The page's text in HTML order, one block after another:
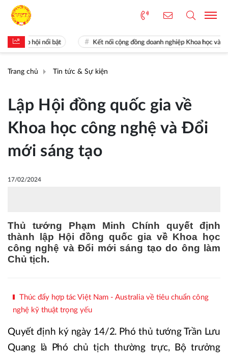
hội nổi bật Kết nối cộng đồng doanh nghiệp Khoa học và Công
Trang chủ Tin tức & Sự kiện
Lập Hội đồng quốc gia về
Khoa học công nghệ và Đổi
mới sáng tạo
17/02/2024
Thủ tướng Phạm Minh Chính quyết định
thành lập Hội đồng quốc gia về Khoa học
công nghệ và Đổi mới sáng tạo do ông làm
Chủ tịch.
Thúc đẩy hợp tác Việt Nam - Australia về tiêu chuẩn công
nghệ kỹ thuật trọng yếu
Quyết định ký ngày 14/2. Phó thủ tướng Trần Lưu
Quang là Phó chủ tịch thường trực, Bộ trưởng